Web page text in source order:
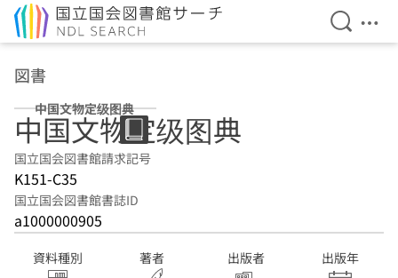
検索を
メ
図書
中国文物定级图典
中国文物定级图典
国立国会図書館請求記号
K151-C35
国立国会図書館書誌ID
a1000000905
資料種別 著者 出版者 出版年